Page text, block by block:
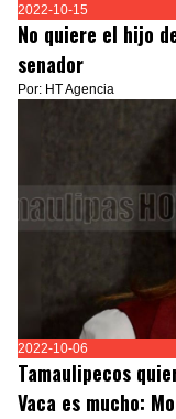
2022-10-15
No quiere el hijo
senador
Por: HT Agencia
2022-10-06
Tamaulipecos
Vaca es mucho: